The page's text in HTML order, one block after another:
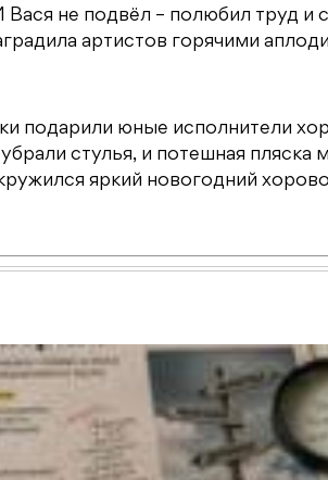
не подвёл – полюбил труд и
артистов горячими
подарили юные исполнители
стулья, и потешная пляска
яркий новогодний